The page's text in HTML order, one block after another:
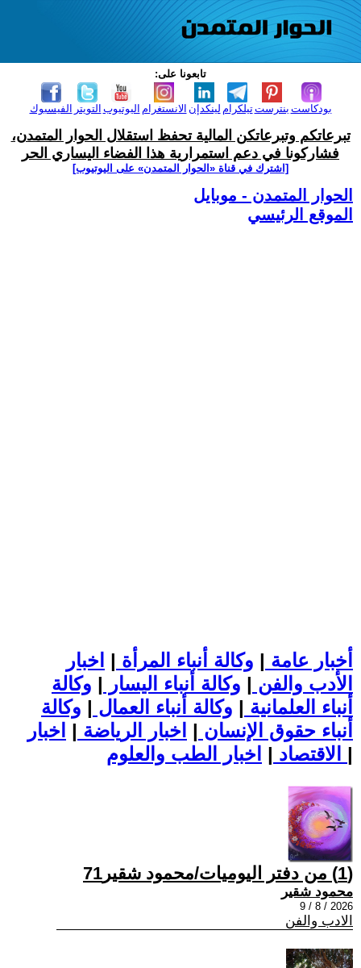
تابعونا على:
الفيسبوك التويتر اليوتيوب الانستغرام لينكدإن تيلكرامبنترست بودكاست
تبرعاتكم وتبرعاتكن المالية تحفظ استقلال الحوار المتمدن،
فشاركونا في دعم استمرارية هذا الفضاء اليساري الحر
[اشترك في قناة ‫«الحوار المتمدن» على اليوتيوب]
الحوار المتمدن - موبايل
الموقع الرئيسي
أخبار عامة | وكالة أنباء المرأة | اخبار
الأدب والفن | وكالة أنباء اليسار | وكالة
أنباء العلمانية | وكالة أنباء العمال | وكالة
أنباء حقوق الإنسان | اخبار الرياضة | اخبار
الاقتصاد | |
(1) من دفتر اليوميات/محمود شقير71
محمود شقير
2026 / 8 / 9
الادب والفن